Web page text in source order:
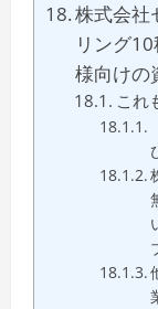
株式会
リング
様向けの
これ